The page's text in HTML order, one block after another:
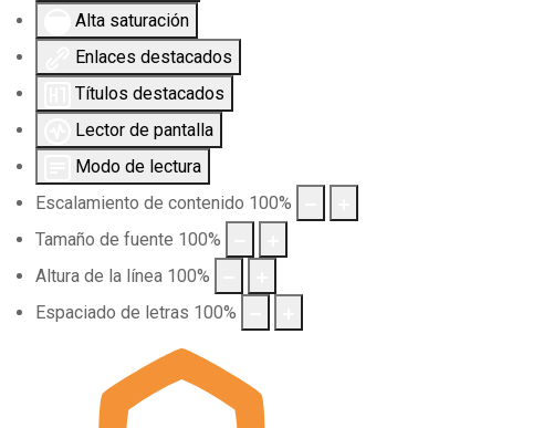
Alta saturación
Enlaces destacados
Títulos destacados
Lector de pantalla
Modo de lectura
Escalamiento de contenido 100%
Tamaño de fuente 100%
Altura de la línea 100%
Espaciado de letras 100%